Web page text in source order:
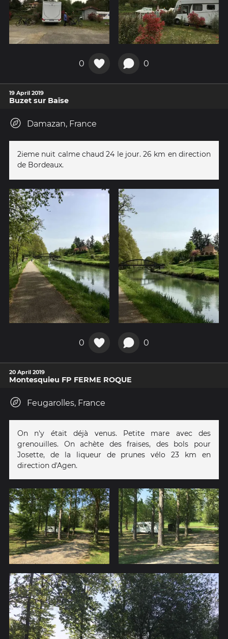
0 0
19 April 2019
Buzet sur Baïse
Damazan, France
2ieme nuit calme chaud 24 le jour. 26 km en direction
de Bordeaux.
0 0
20 April 2019
Montesquieu FP FERME ROQUE
Feugarolles, France
On n'y était déjà venus. Petite mare avec des
grenouilles. On achète des fraises, des bols pour
Josette, de la liqueur de prunes vélo 23 km en
direction d'Agen.